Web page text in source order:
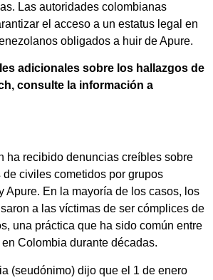
Las autoridades colombianas
el acceso a un estatus legal en
obligados a huir de Apure.
adicionales sobre los hallazgos de
consulte la información a
ha recibido denuncias creíbles sobre
civiles cometidos por grupos
Apure. En la mayoría de los casos, los
a las víctimas de ser cómplices de
una práctica que ha sido común entre
Colombia durante décadas.
(seudónimo) dijo que el 1 de enero